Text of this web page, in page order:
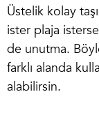
Üstelik kolay
ister plaja
de unutma.
farklı alanda
alabilirsin.